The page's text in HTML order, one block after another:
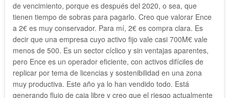
de vencimiento, porque es después del 2020, o sea, que
tienen tiempo de sobras para pagarlo. Creo que valorar Ence
a 2€ es muy conservador. Para mí, 2€ es compra clara. Es
decir que una empresa cuyo activo fijo vale casi 700M€ vale
menos de 500. Es un sector cíclico y sin ventajas aparentes,
pero Ence es un operador eficiente, con activos difíciles de
replicar por tema de licencias y sostenibilidad en una zona
muy productiva. Este año ya lo han vendido todo. Está
generando flujo de caja libre y creo que el riesgo actualmente